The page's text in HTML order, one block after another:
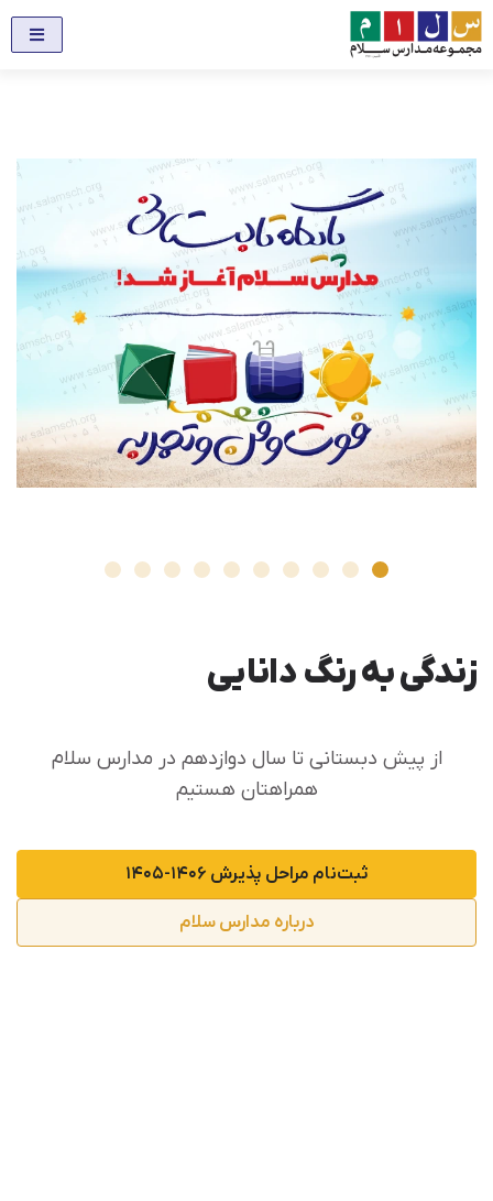
زندگی به رنگ دانایی
از پیش دبستانی تا سال دوازدهم در مدارس سلام
همراهتان هستیم
ثبت‌نام مراحل پذیرش ۱۴۰۶-۱۴۰۵
درباره مدارس سلام